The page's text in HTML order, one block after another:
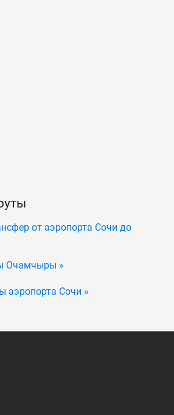
от аэропорта Сочи до
Очамчыры »
аэропорта Сочи »